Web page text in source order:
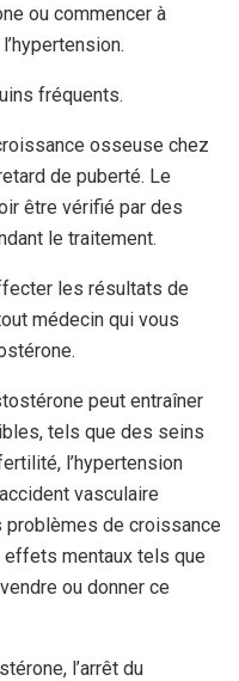
ou commencer à
fréquents.
osseuse chez
de puberté. Le
être vérifié par des
le traitement.
les résultats de
médecin qui vous
peut entraîner
tels que des seins
l’hypertension
vasculaire
problèmes de croissance
mentaux tels que
ou donner ce
l’arrêt du